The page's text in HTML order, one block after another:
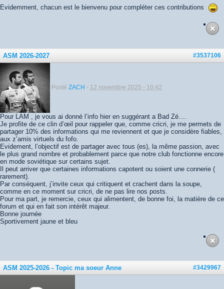
Evidemment, chacun est le bienvenu pour compléter ces contributions
#3537106
ASM 2026-2027
Posté ZACH - 12 novembre 2025 - 10:42
Pour LAM , je vous ai donné l’info hier en suggérant a Bad Zé….
Je profite de ce clin d’œil pour rappeler que, comme cricri, je me permets de
partager 10% des informations qui me reviennent et que je considère fiables,
aux z’amis virtuels du fofo.
Evidement, l’objectif est de partager avec tous (es), la même passion, avec
le plus grand nombre et probablement parce que notre club fonctionne encore
en mode soviétique sur certains sujet.
Il peut arriver que certaines informations capotent ou soient une connerie (
rarement).
Par conséquent, j’invite ceux qui critiquent et crachent dans la soupe,
comme en ce moment sur cricri, de ne pas lire nos posts.
Pour ma part, je remercie, ceux qui alimentent, de bonne foi, la matière de ce
forum et qui en fait son intérêt majeur.
Bonne journée
Sportivement jaune et bleu
#3429967
ASM 2025-2026 - Topic ma soeur Anne